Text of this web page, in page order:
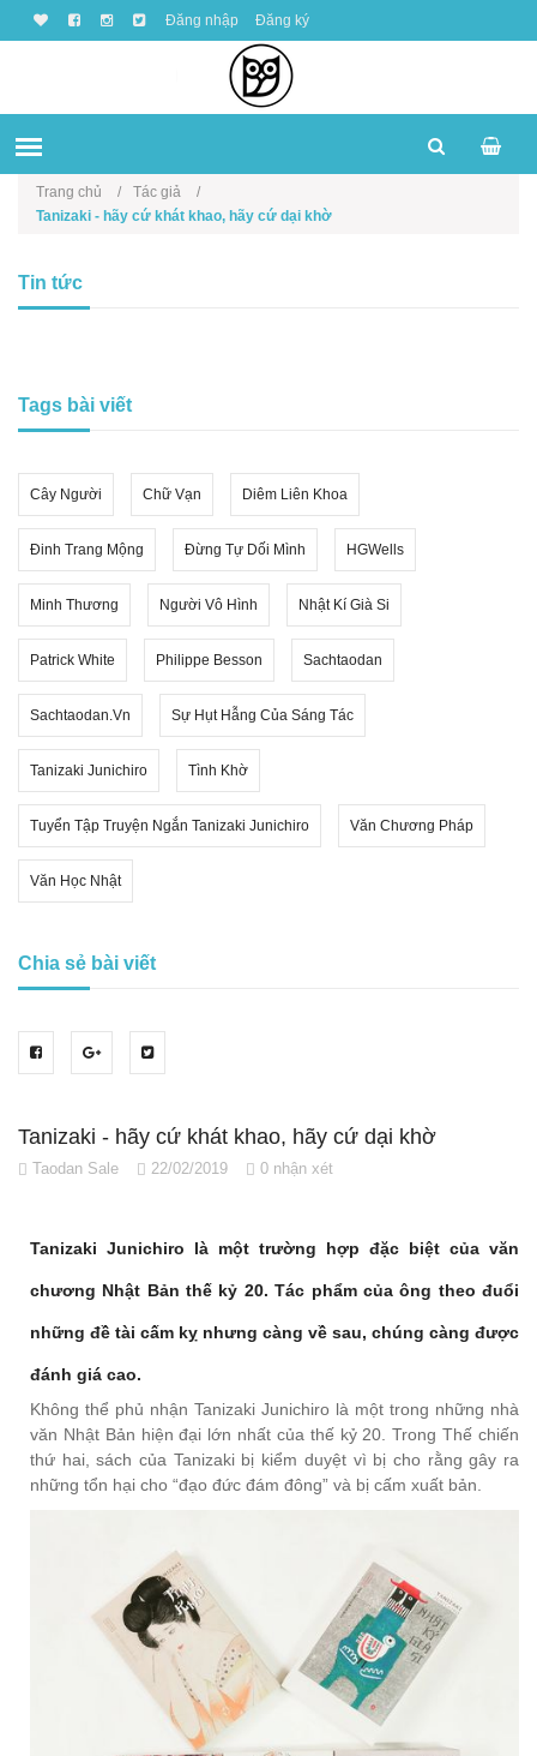
Đăng nhập Đăng ký
Trang chủ
Tác giả
Tanizaki - hãy cứ khát khao, hãy cứ dại khờ
Tin tức
Tags bài viết
Cây Người Chữ Vạn Diêm Liên Khoa
Đinh Trang Mộng Đừng Tự Dối Mình HGWells
Minh Thương Người Vô Hình Nhật Kí Già Si
Patrick White Philippe Besson Sachtaodan
Sachtaodan.vn Sự Hụt Hẫng Của Sáng Tác
Tanizaki Junichiro Tình Khờ
Tuyển Tập Truyện Ngắn Tanizaki Junichiro Văn Chương Pháp
Văn Học Nhật
Chia sẻ bài viết
Tanizaki - hãy cứ khát khao, hãy cứ dại khờ
Taodan Sale 22/02/2019 0 nhận xét
Tanizaki Junichiro là một trường hợp đặc biệt của văn
chương Nhật Bản thế kỷ 20. Tác phẩm của ông theo đuổi
những đề tài cấm kỵ nhưng càng về sau, chúng càng được
đánh giá cao.
Không thể phủ nhận Tanizaki Junichiro là một trong những nhà
văn Nhật Bản hiện đại lớn nhất của thế kỷ 20. Trong Thế chiến
thứ hai, sách của Tanizaki bị kiểm duyệt vì bị cho rằng gây ra
những tổn hại cho “đạo đức đám đông” và bị cấm xuất bản.